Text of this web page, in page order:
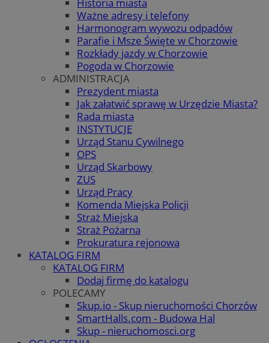
Ważne adresy i telefony
Harmonogram wywozu odpadów
Parafie i Msze Święte w Chorzowie
Rozkłady jazdy w Chorzowie
Pogoda w Chorzowie
ADMINISTRACJA
Prezydent miasta
Jak załatwić sprawę w Urzędzie Miasta?
Rada miasta
INSTYTUCJE
Urząd Stanu Cywilnego
OPS
Urząd Skarbowy
ZUS
Urząd Pracy
Komenda Miejska Policji
Straż Miejska
Straż Pożarna
Prokuratura rejonowa
KATALOG FIRM
KATALOG FIRM
Dodaj firmę do katalogu
POLECAMY
Skup.io - Skup nieruchomości Chorzów
SmartHalls.com - Budowa Hal
Skup - nieruchomosci.org